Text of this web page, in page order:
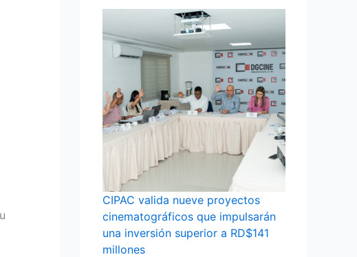
CIPAC valida nueve proyectos
cinematográficos que impulsarán
una inversión superior a RD$141
millones